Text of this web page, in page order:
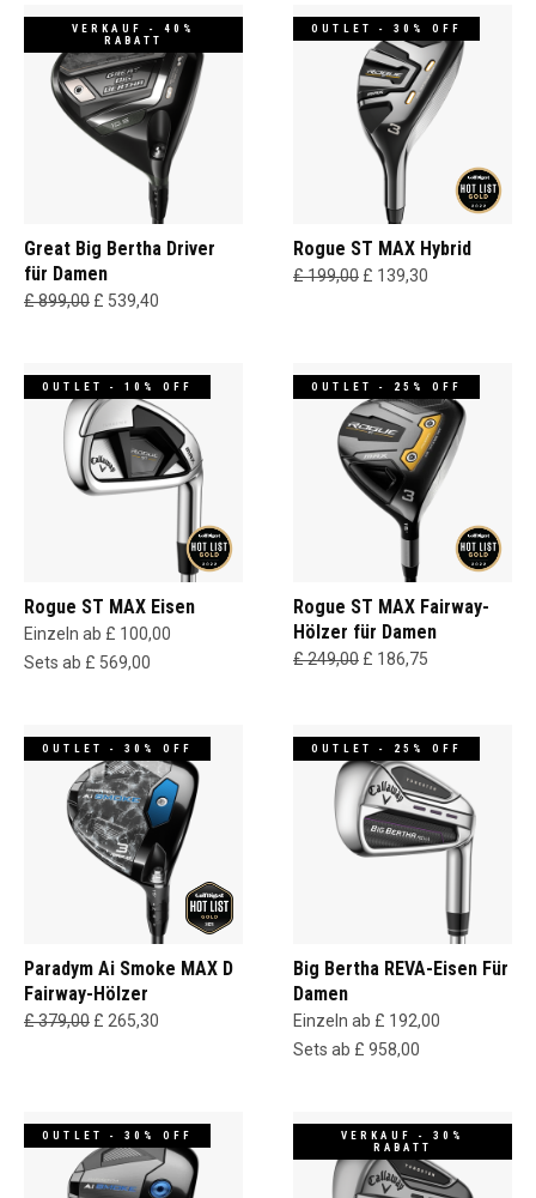
VERKAUF - 40%
RABATT
Great Big Bertha Driver
für Damen
£ 899,00 £ 539,40
OUTLET - 30% OFF
Rogue ST MAX Hybrid
£ 199,00 £ 139,30
OUTLET - 10% OFF
Rogue ST MAX Eisen
Einzeln ab £ 100,00
Sets ab £ 569,00
OUTLET - 25% OFF
Rogue ST MAX Fairway-
Hölzer für Damen
£ 249,00 £ 186,75
OUTLET - 30% OFF
Paradym Ai Smoke MAX D
Fairway-Hölzer
£ 379,00 £ 265,30
OUTLET - 25% OFF
Big Bertha REVA-Eisen Für
Damen
Einzeln ab £ 192,00
Sets ab £ 958,00
OUTLET - 30% OFF
VERKAUF - 30%
RABATT